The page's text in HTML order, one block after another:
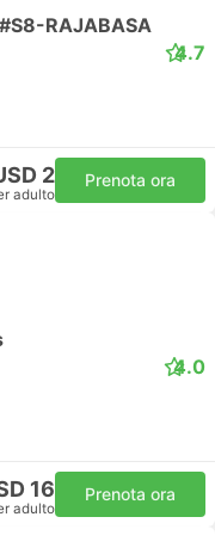
RAJABASA
4.7
2
adulto
Prenota ora
4.0
16
adulto
Prenota ora